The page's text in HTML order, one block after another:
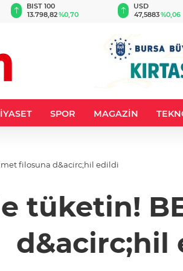
BIST 100
13.798,82%0,70
USD
47,5883%0,06
SPOR MAGAZİN
filosuna d&acirc;hil edildi
tüketin!
d&acirc;hil